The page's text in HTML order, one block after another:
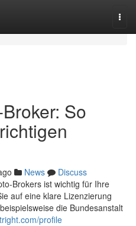
So
News
Discuss
Brokers ist wichtig für Ihre
auf eine klare Lizenzierung
die Bundesanstalt
profile